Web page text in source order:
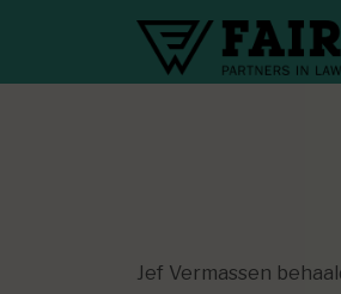
Jef Vermassen